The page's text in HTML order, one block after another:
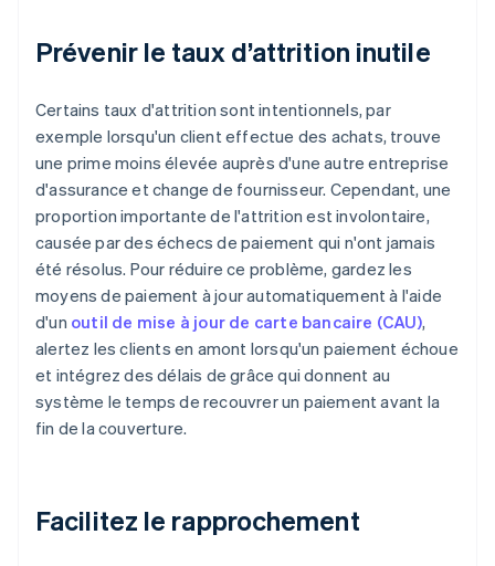
Prévenir le taux d’attrition inutile
Certains taux d'attrition sont intentionnels, par
exemple lorsqu'un client effectue des achats, trouve
une prime moins élevée auprès d'une autre entreprise
d'assurance et change de fournisseur. Cependant, une
proportion importante de l'attrition est involontaire,
causée par des échecs de paiement qui n'ont jamais
été résolus. Pour réduire ce problème, gardez les
moyens de paiement à jour automatiquement à l'aide
d'un outil de mise à jour de carte bancaire (CAU),
alertez les clients en amont lorsqu'un paiement échoue
et intégrez des délais de grâce qui donnent au
système le temps de recouvrer un paiement avant la
fin de la couverture.
Facilitez le rapprochement